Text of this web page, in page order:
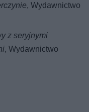
, Wydawnictwo
z seryjnymi
, Wydawnictwo